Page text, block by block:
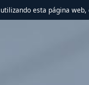
esta página